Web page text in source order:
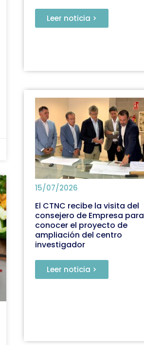
Leer noticia >
15/07/2026
El CTNC recibe la visita del
consejero de Empresa para
conocer el proyecto de
ampliación del centro
investigador
Leer noticia >